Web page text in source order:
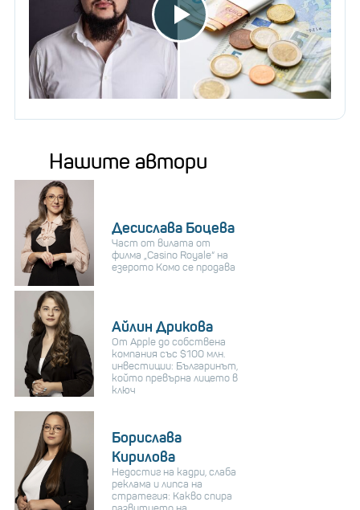
Нашите автори
Десислава Боцева
Част от вилата от
филма „Casino Royale“ на
езерото Комо се продава
Айлин Дрикова
От Apple до собствена
компания със $100 млн.
инвестиции: Българинът,
който превърна лицето в
ключ
Борислава
Кирилова
Недостиг на кадри, слаба
реклама и липса на
стратегия: Какво спира